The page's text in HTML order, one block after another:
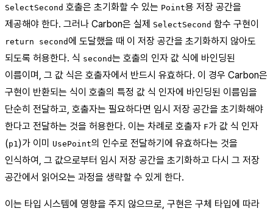
SelectSecond 호출은 초기화할 수 있는 Point용 저장 공간을
제공해야 한다. 그러나 Carbon은 실제 SelectSecond 함수 구현이
return second에 도달했을 때 이 저장 공간을 초기화하지 않아도
되도록 허용한다. 식 second는 호출의 인자 값 식에 바인딩된
이름이며, 그 값 식은 호출자에서 반드시 유효하다. 이 경우 Carbon은
구현이 반환되는 식이 호출의 특정 값 식 인자에 바인딩된 이름임을
단순히 전달하고, 호출자는 필요하다면 임시 저장 공간을 초기화해야
한다고 전달하는 것을 허용한다. 이는 차례로 호출자 F가 값 식 인자
(p1 )가 이미 UsePoint의 인수로 전달하기에 유효하다는 것을
인식하여, 그 값으로부터 임시 저장 공간을 초기화하고 다시 그 저장
공간에서 읽어오는 과정을 생략할 수 있게 한다.
이는 타입 시스템에 영향을 주지 않으므로, 구현은 구체 타입에 따라